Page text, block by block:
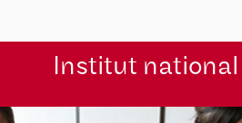
Institut national